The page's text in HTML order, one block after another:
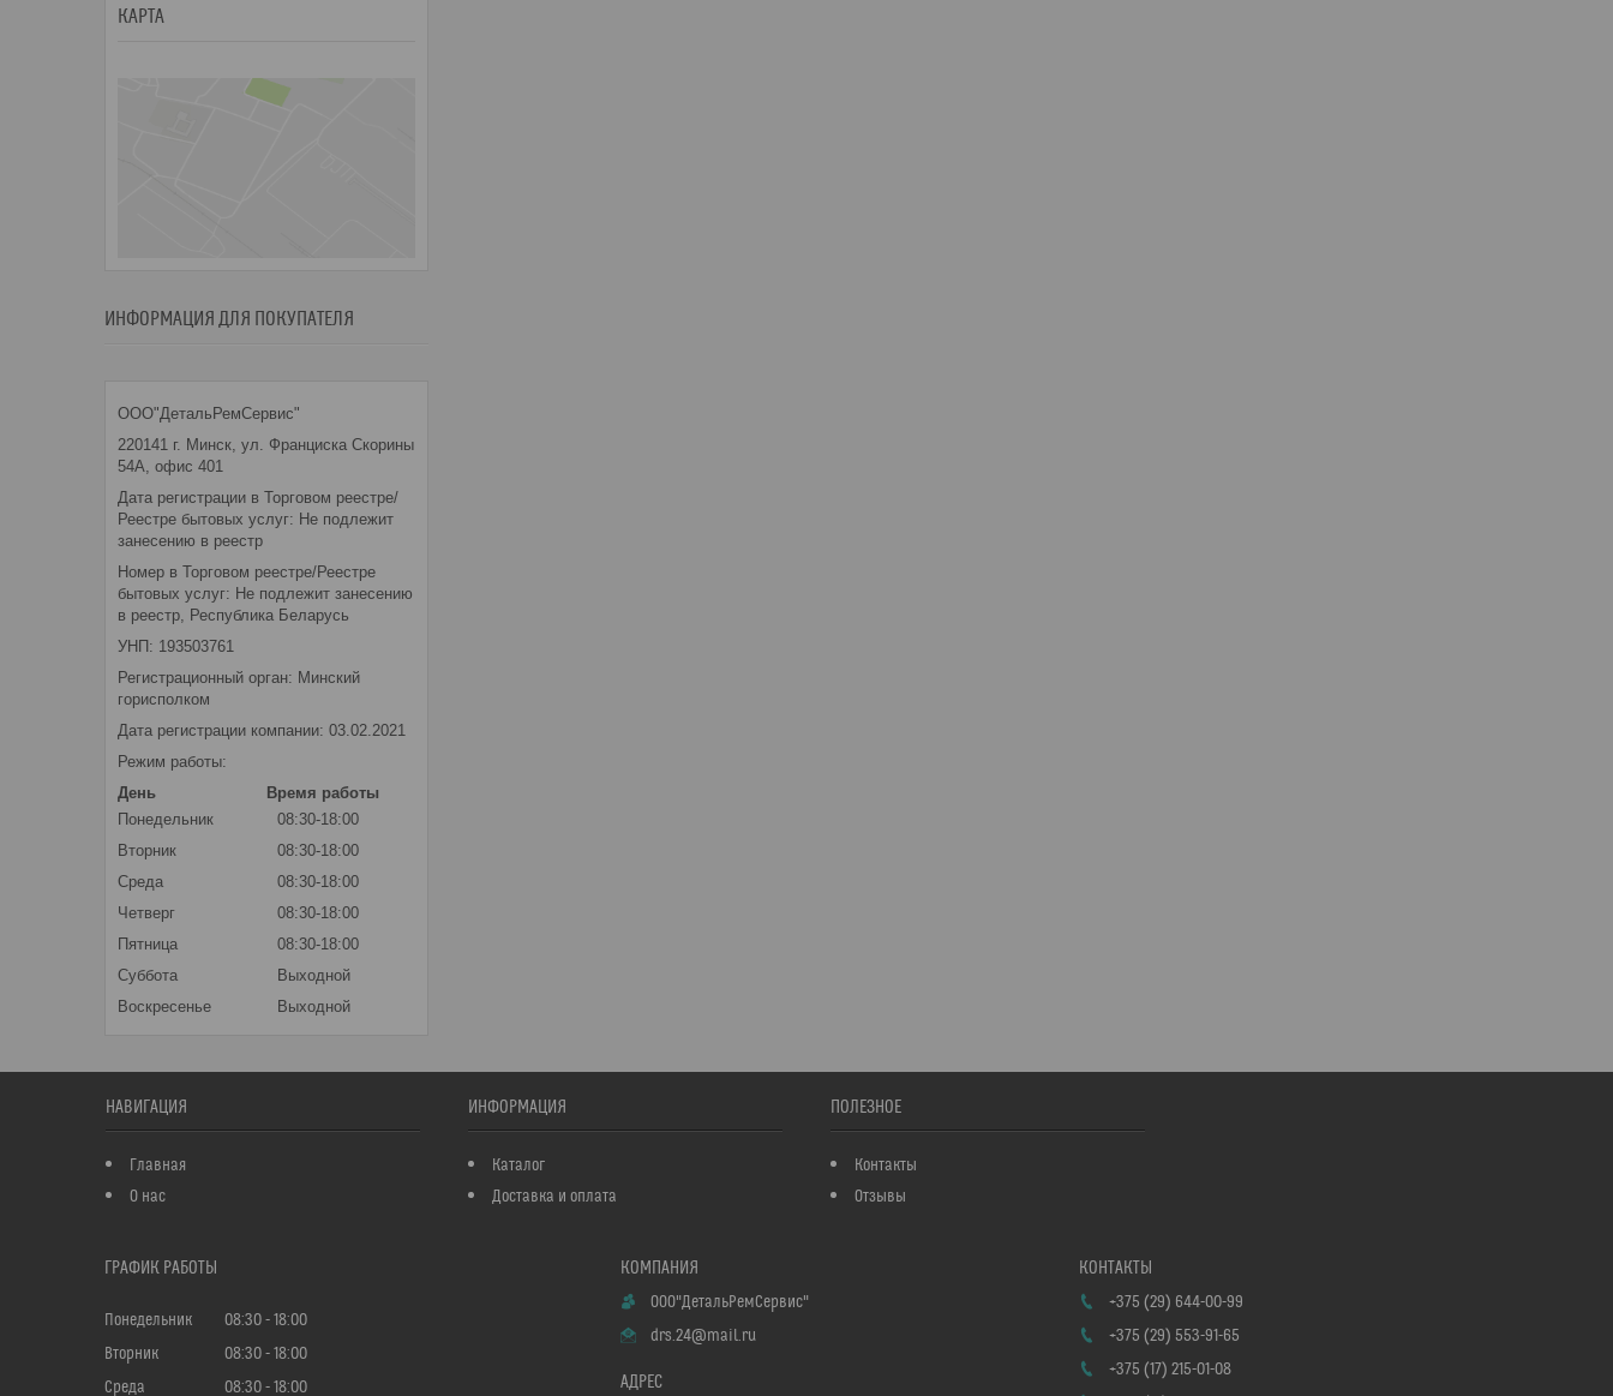
КАРТА
ИНФОРМАЦИЯ ДЛЯ ПОКУПАТЕЛЯ
ООО"ДетальРемСервис"
220141 г. Минск, ул. Франциска Скорины
54А, офис 401
Дата регистрации в Торговом реестре/
Реестре бытовых услуг: Не подлежит
занесению в реестр
Номер в Торговом реестре/Реестре
бытовых услуг: Не подлежит занесению
в реестр, Республика Беларусь
УНП: 193503761
Регистрационный орган: Минский
горисполком
Дата регистрации компании: 03.02.2021
Режим работы:
День
Время работы
Понедельник
08:30-18:00
Вторник
08:30-18:00
Среда
08:30-18:00
Четверг
08:30-18:00
Пятница
08:30-18:00
Суббота
Выходной
Воскресенье
Выходной
НАВИГАЦИЯ
Главная
О нас
ИНФОРМАЦИЯ
Каталог
Доставка и оплата
ПОЛЕЗНОЕ
Контакты
Отзывы
ГРАФИК РАБОТЫ
Понедельник 08:30
18:00
Вторник
08:30
18:00
Среда
08:30 18:00
ООО"ДетальРемСервис"
drs.24@mail.ru
+375 (29) 644-00-99
+375 (29) 553-91-65
+375 (17) 215-01-08